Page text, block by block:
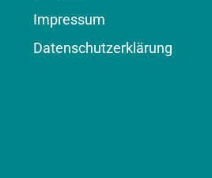
Impressum
Datenschutzerklärung